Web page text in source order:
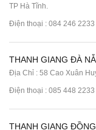
TP Hà Tĩnh.
Điện thoại : 084 246 2233
THANH GIANG ĐÀ
Địa Chỉ : 58 Cao Xuân
Điện thoại : 085 448 2233
THANH GIANG